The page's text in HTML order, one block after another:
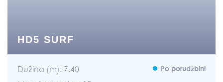
HD5 SURF
Dužina (m): 7,40
Po porudžbini